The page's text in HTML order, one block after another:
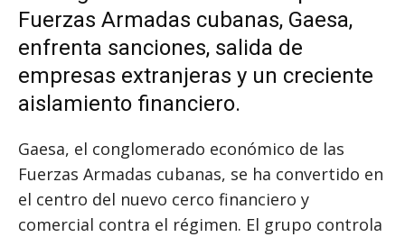
Fuerzas Armadas cubanas, Gaesa,
enfrenta sanciones, salida de
empresas extranjeras y un creciente
aislamiento financiero.
Gaesa, el conglomerado económico de las
Fuerzas Armadas cubanas, se ha convertido en
el centro del nuevo cerco financiero y
comercial contra el régimen. El grupo controla